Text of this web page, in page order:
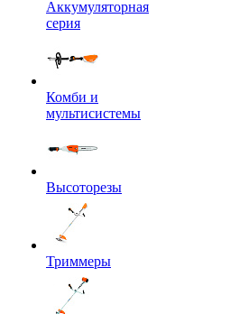
Аккумуляторная
серия
Комби и
мультисистемы
Высоторезы
Триммеры